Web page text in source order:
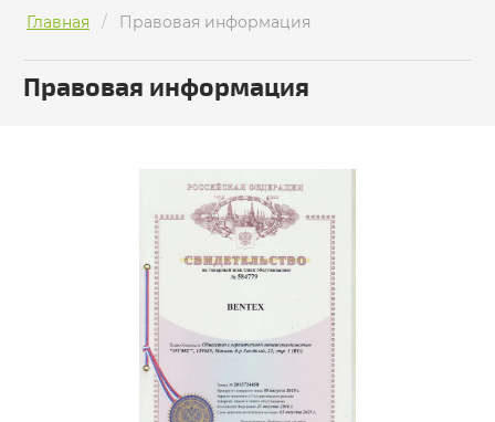
Главная / Правовая информация
Правовая информация